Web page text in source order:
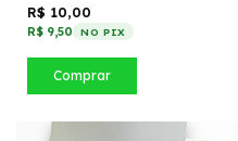
R$ 10,00
R$ 9,50 NO PIX
Comprar